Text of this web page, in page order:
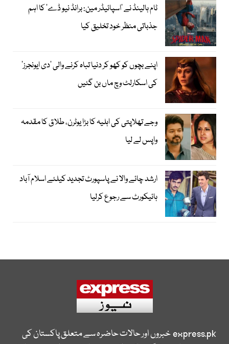
ٹام ہالینڈ نے ’اسپائیڈر مین: برانڈ نیو ڈے‘ کا اہم
جذباتی منظر خود تخلیق کیا
اپنے بچوں کو کھو کر دنیا تباہ کرنے والی ’دی ایونجرز‘
کی اسکارلٹ وچ ماں بن گئیں
وجے تھلاپتی کی اہلیہ کا بڑا یوٹرن، طلاق کا مقدمہ
واپس لے لیا
ارشد چائے والا نے پاسپورٹ تجدید کیلئے اسلام آباد
ہائیکورٹ سے رجوع کرلیا
express.pkخبروں اور حالات حاضرہ سے متعلق پاکستان کی